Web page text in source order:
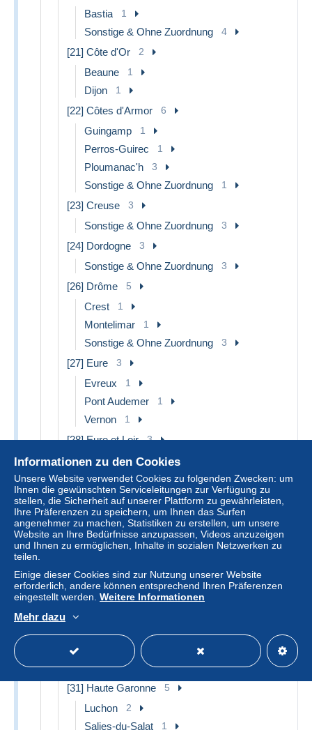
Bastia 1
Sonstige & Ohne Zuordnung 4
[21] Côte d'Or 2
Beaune 1
Dijon 1
[22] Côtes d'Armor 6
Guingamp 1
Perros-Guirec 1
Ploumanac'h 3
Sonstige & Ohne Zuordnung 1
[23] Creuse 3
Sonstige & Ohne Zuordnung 3
[24] Dordogne 3
Sonstige & Ohne Zuordnung 3
[26] Drôme 5
Crest 1
Montelimar 1
Sonstige & Ohne Zuordnung 3
[27] Eure 3
Evreux 1
Pont Audemer 1
Vernon 1
[28] Eure et Loir 3
Maintenon 3
[29] Finistère 7
Brest 1
Concarneau 1
Douarnenez 1
Le Conquet
Pont Aven 1
Saint-Pol-de-Léon 1
Bagnols-sur-Cèze
Sonstige & Ohne Zuordnung 2
[31] Haute Garonne 5
Luchon 2
Salies-du-Salat 1
Informationen zu den Cookies
Unsere Website verwendet Cookies zu folgenden Zwecken: um
Ihnen die gewünschten Serviceleitungen zur Verfügung zu
stellen, die Sicherheit auf unserer Plattform zu gewährleisten,
Ihre Präferenzen zu speichern, um Ihnen das Surfen
angenehmer zu machen, Statistiken zu erstellen, um unsere
Website an Ihre Bedürfnisse anzupassen, Videos anzuzeigen
und Ihnen zu ermöglichen, Inhalte in sozialen Netzwerken zu
teilen.
Einige dieser Cookies sind zur Nutzung unserer Website
erforderlich, andere können entsprechend Ihren Präferenzen
eingestellt werden. Weitere Informationen
Mehr dazu